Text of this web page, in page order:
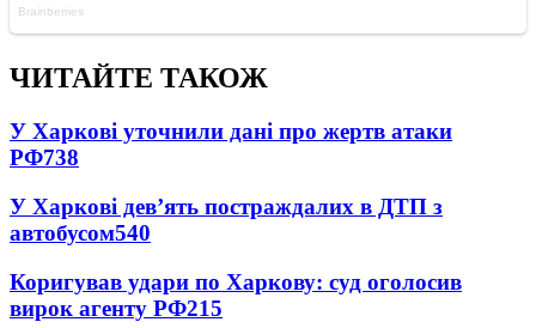
ЧИТАЙТЕ ТАКОЖ
У Харкові уточнили дані про жертв атаки
РФ738
У Харкові дев’ять постраждалих в ДТП з
автобусом540
Коригував удари по Харкову: суд оголосив
вирок агенту РФ215